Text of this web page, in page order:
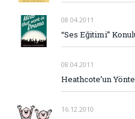
08.04.2011
“Ses Eğitimi”
08.04.2011
Heathcote’un
16.12.2010